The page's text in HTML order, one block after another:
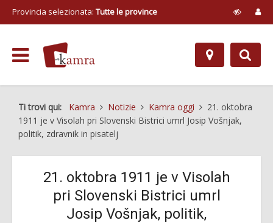
Provincia selezionata: Tutte le province
Ti trovi qui: Kamra Notizie Kamra oggi
21. oktobra
1911 je v Visolah pri Slovenski Bistrici umrl Josip Vošnjak,
politik, zdravnik in pisatelj
21. oktobra 1911 je v Visolah
pri Slovenski Bistrici umrl
Josip Vošnjak, politik,